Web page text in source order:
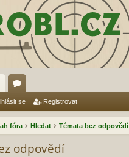
ór
a
se Registrovat
fóra Hledat Témata bez odpovědí
odpovědí